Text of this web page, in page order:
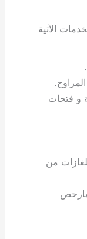
الآتية
و فتحات
من